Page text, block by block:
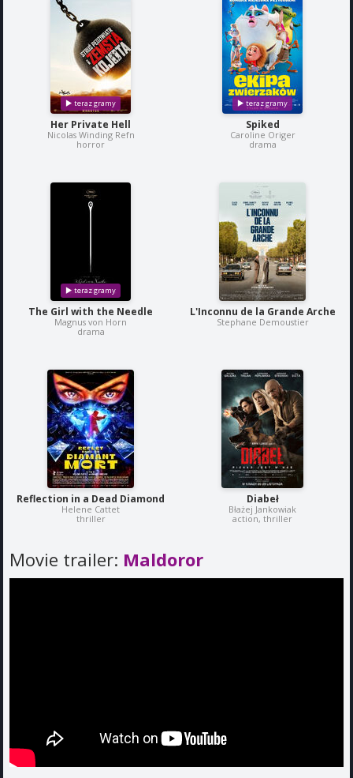
Her Private Hell
Nicolas Winding Refn
horror
Spiked
Caroline Origer
drama
The Girl with the Needle
Magnus von Horn
drama
L'Inconnu de la Grande Arche
Stephane Demoustier
Reflection in a Dead Diamond
Helene Cattet
thriller
Diabeł
Błażej Jankowiak
action, thriller
Movie trailer: Maldoror